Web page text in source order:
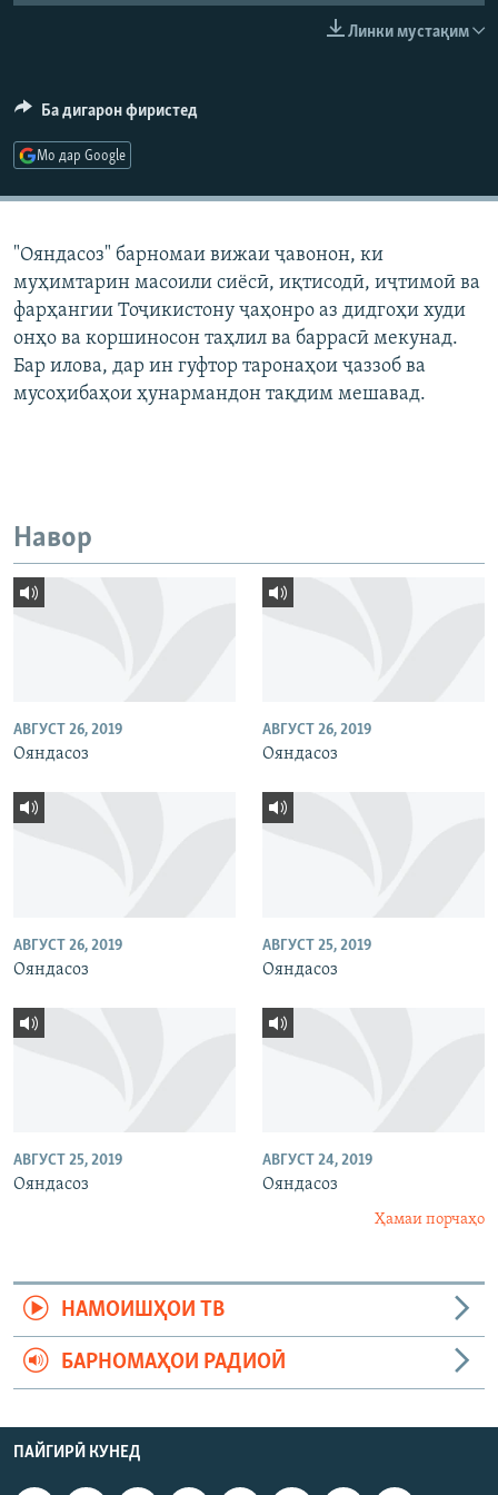
ПАЙГИРӢ КУНЕД
Ҳамаи сомонаҳои RFE/RL
Линки мустақим
Ба дигарон фиристед
Мо дар Google
"Ояндасоз" барномаи вижаи ҷавонон, ки
муҳимтарин масоили сиёсӣ, иқтисодӣ, иҷтимоӣ ва
фарҳангии Тоҷикистону ҷаҳонро аз дидгоҳи худи
онҳо ва коршиносон таҳлил ва баррасӣ мекунад.
Бар илова, дар ин гуфтор таронаҳои ҷаззоб ва
мусоҳибаҳои ҳунармандон тақдим мешавад.
Навор
АВГУСТ 26, 2019
Ояндасоз
АВГУСТ 26, 2019
Ояндасоз
АВГУСТ 26, 2019
Ояндасоз
АВГУСТ 25, 2019
Ояндасоз
АВГУСТ 25, 2019
Ояндасоз
АВГУСТ 24, 2019
Ояндасоз
Ҳамаи порчаҳо
НАМОИШҲОИ ТВ
БАРНОМАҲОИ РАДИОӢ
ПАЙГИРӢ КУНЕД